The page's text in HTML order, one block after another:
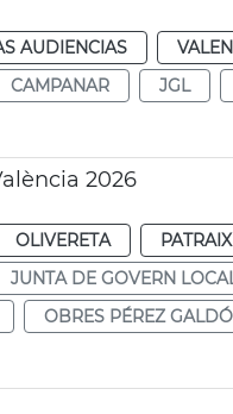
AUDIENCIAS
CAMPANAR JGL
2026
OLIVERETA PATRAIX
JUNTA DE GOVERN
OBRES PÉREZ